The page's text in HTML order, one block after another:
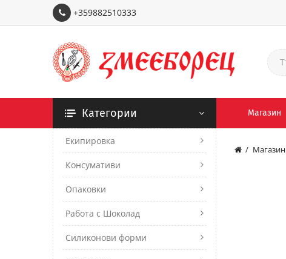
+359882510333
Категории Магазин
Екипировка
Консумативи
Опаковки
Работа с Шоколад
Силиконови форми
Магазин